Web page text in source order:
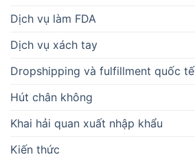
Dịch vụ làm FDA
Dịch vụ xách tay
Dropshipping và fulfillment quốc tế
Hút chân không
Khai hải quan xuất nhập khẩu
Kiến thức